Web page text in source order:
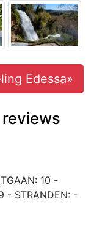
Edessa»
10 -
- STRANDEN: -